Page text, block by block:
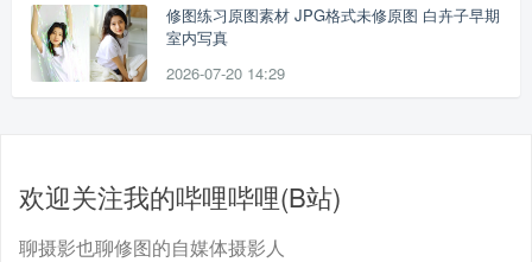
修图练习原图素材 JPG格式未修原图 白卉子早期
室内写真
2026-07-20 14:29
欢迎关注我的哔哩哔哩(B站)
聊摄影也聊修图的自媒体摄影人